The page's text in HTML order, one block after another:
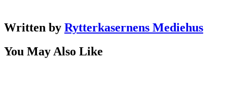
Written by Rytterkasernens Mediehus
You May Also Like